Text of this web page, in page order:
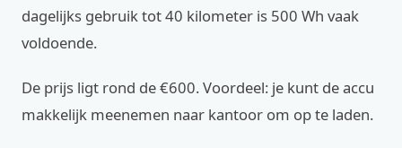
dagelijks gebruik tot 40 kilometer is 500 Wh vaak
voldoende.
De prijs ligt rond de €600. Voordeel: je kunt de accu
makkelijk meenemen naar kantoor om op te laden.